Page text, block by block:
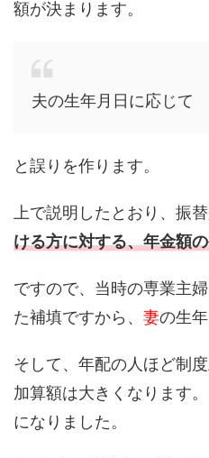
額が決まります。
夫の生年月日に応じて
と誤りを作ります。
上で説明したとおり、振
ける方に対する、年金額
ですので、当時の専業主
た補填ですから、 妻の生
そして、年配の人ほど制
加算額は大きくなります
になりました。